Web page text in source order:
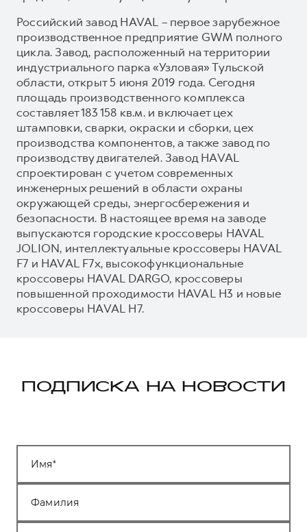
Российский завод HAVAL – первое зарубежное
производственное предприятие GWM полного
цикла. Завод, расположенный на территории
индустриального парка «Узловая» Тульской
области, открыт 5 июня 2019 года. Сегодня
площадь производственного комплекса
составляет 183 158 кв.м. и включает цех
штамповки, сварки, окраски и сборки, цех
производства компонентов, а также завод по
производству двигателей. Завод HAVAL
спроектирован с учетом современных
инженерных решений в области охраны
окружающей среды, энергосбережения и
безопасности. В настоящее время на заводе
выпускаются городские кроссоверы HAVAL
JOLION, интеллектуальные кроссоверы HAVAL
F7 и HAVAL F7x, высокофункциональные
кроссоверы HAVAL DARGO, кроссоверы
повышенной проходимости HAVAL H3 и новые
кроссоверы HAVAL H7.
ПОДПИСКА НА НОВОСТИ
Имя
Фамилия